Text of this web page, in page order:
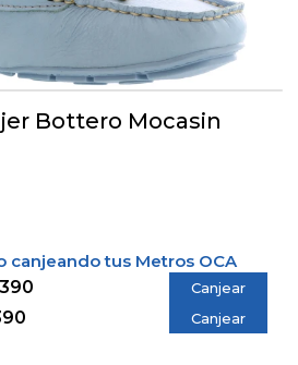
Bottero Mocasin
canjeando tus Metros OCA
Canjear
Canjear